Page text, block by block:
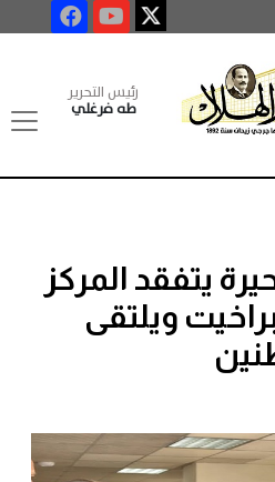
رئيس التحرير
طه فرغلي
يتفقد المركز
ويلتقى